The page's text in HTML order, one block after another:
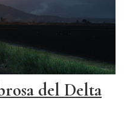
del Delta